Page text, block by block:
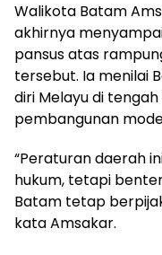
Walikota Batam
akhirnya
pansus atas
tersebut. Ia menilai
diri Melayu di
pembangunan
“Peraturan daerah
hukum, tetapi
Batam tetap
kata Amsakar.